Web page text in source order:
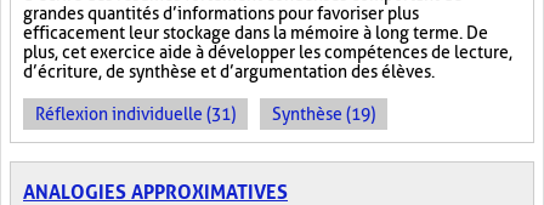
grandes quantités d’informations pour favoriser plus
efficacement leur stockage dans la mémoire à long terme. De
plus, cet exercice aide à développer les compétences de lecture,
d’écriture, de synthèse et d’argumentation des élèves.
Réflexion individuelle (31) Synthèse (19)
ANALOGIES APPROXIMATIVES